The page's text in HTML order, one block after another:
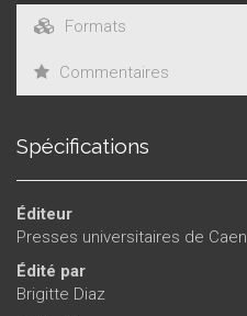
Formats
Commentaires
Spécifications
Éditeur
Presses universitaires de Caen
Édité par
Brigitte Diaz